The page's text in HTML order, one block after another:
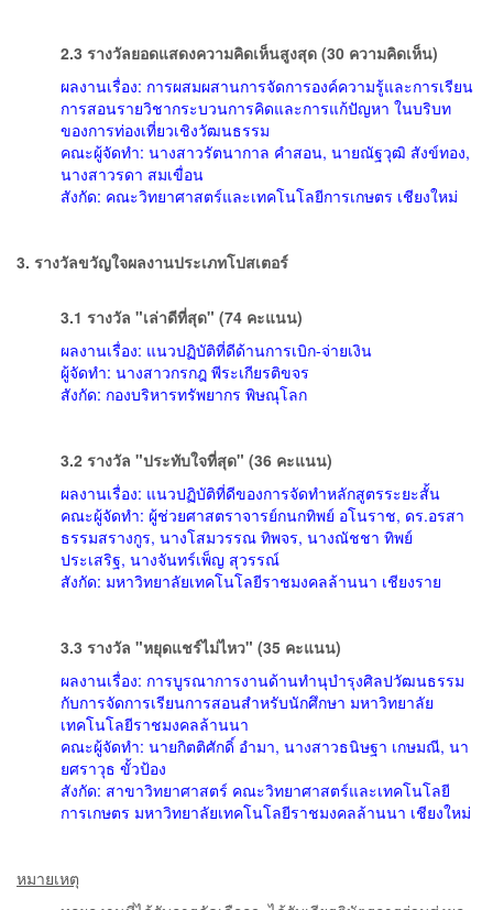
2.3 รางวัลยอดแสดงความคิดเห็นสูงสุด (30 ความคิดเห็น)
ผลงานเรื่อง: การผสมผสานการจัดการองค์ความรู้และการเรียน
การสอนรายวิชากระบวนการคิดและการแก้ปัญหา ในบริบท
ของการท่องเที่ยวเชิงวัฒนธรรม
คณะผู้จัดทำ: นางสาวรัตนากาล คำสอน, นายณัฐวุฒิ สังข์ทอง,
นางสาวรดา สมเขื่อน
สังกัด: คณะวิทยาศาสตร์และเทคโนโลยีการเกษตร เชียงใหม่
3. รางวัลขวัญใจผลงานประเภทโปสเตอร์
3.1 รางวัล "เล่าดีที่สุด" (74 คะแนน)
ผลงานเรื่อง: แนวปฏิบัติที่ดีด้านการเบิก-จ่ายเงิน
ผู้จัดทำ: นางสาวกรกฎ พีระเกียรติขจร
สังกัด: กองบริหารทรัพยากร พิษณุโลก
3.2 รางวัล "ประทับใจที่สุด" (36 คะแนน)
ผลงานเรื่อง: แนวปฏิบัติที่ดีของการจัดทำหลักสูตรระยะสั้น
คณะผู้จัดทำ: ผู้ช่วยศาสตราจารย์กนกทิพย์ อโนราช, ดร.อรสา
ธรรมสรางกูร, นางโสมวรรณ ทิพจร, นางณัชชา ทิพย์
ประเสริฐ, นางจันทร์เพ็ญ สุวรรณ์
สังกัด: มหาวิทยาลัยเทคโนโลยีราชมงคลล้านนา เชียงราย
3.3 รางวัล "หยุดแชร์ไม่ไหว" (35 คะแนน)
ผลงานเรื่อง: การบูรณาการงานด้านทำนุบำรุงศิลปวัฒนธรรม
กับการจัดการเรียนการสอนสำหรับนักศึกษา มหาวิทยาลัย
เทคโนโลยีราชมงคลล้านนา
คณะผู้จัดทำ: นายกิตติศักดิ์ อำมา, นางสาวธนิษฐา เกษมณี, นา
ยศราวุธ ขั้วป้อง
สังกัด: สาขาวิทยาศาสตร์ คณะวิทยาศาสตร์และเทคโนโลยี
การเกษตร มหาวิทยาลัยเทคโนโลยีราชมงคลล้านนา เชียงใหม่
หมายเหตุ